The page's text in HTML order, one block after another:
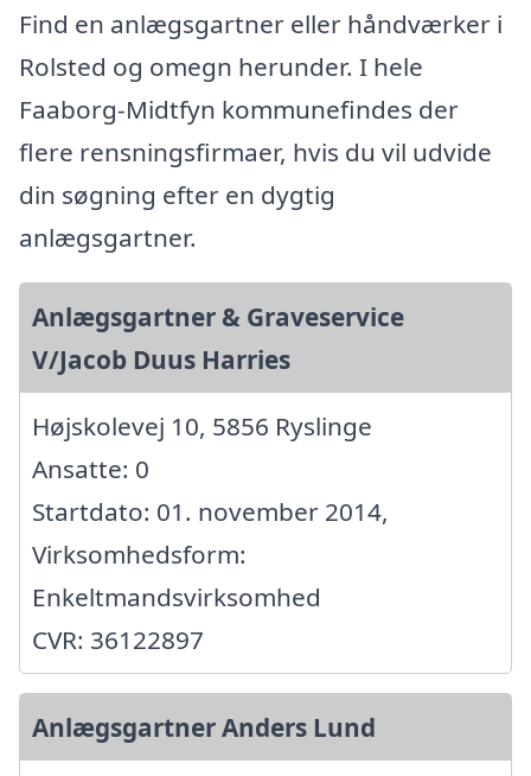
Find en anlægsgartner eller håndværker i
Rolsted og omegn herunder. I hele
Faaborg-Midtfyn kommunefindes der
flere rensningsfirmaer, hvis du vil udvide
din søgning efter en dygtig
anlægsgartner.
Anlægsgartner & Graveservice
V/Jacob Duus Harries
Højskolevej 10, 5856 Ryslinge
Ansatte: 0
Startdato: 01. november 2014,
Virksomhedsform:
Enkeltmandsvirksomhed
CVR: 36122897
Anlægsgartner Anders Lund